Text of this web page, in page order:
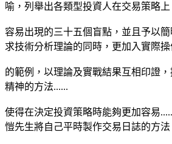
喻，列舉出各類型投資人在交易策略上
容易出現的三十五個盲點，並且予以
求技術分析理論的同時，更加入實際操
的範例，以理論及實戰結果互相印證
精神的方法......
使得在決定投資策略時能夠更加容易
愷先生將自己平時製作交易日誌的方法